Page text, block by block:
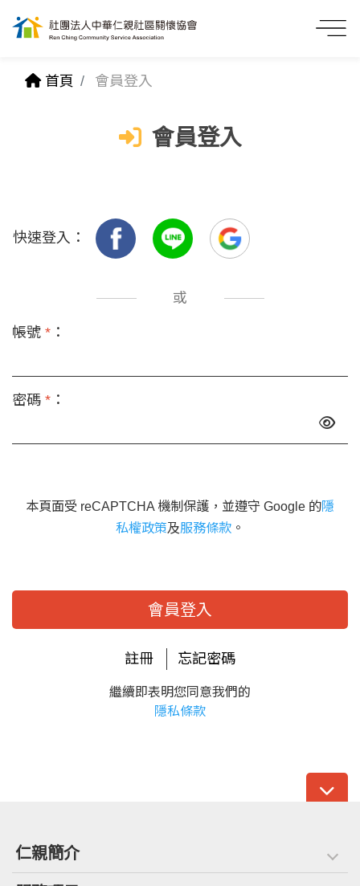
首頁 會員登入
會員登入
快速登入：
或
帳號 * ：
密碼 * ：
本頁面受 reCAPTCHA 機制保護，並遵守 Google 的隱
私權政策及服務條款 。
會員登入
註冊 忘記密碼
繼續即表明您同意我們的
隱私條款
仁親簡介